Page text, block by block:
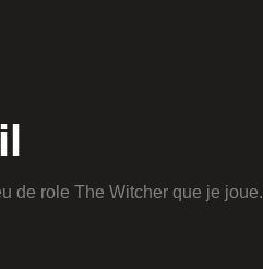
de role The Witcher que je joue.